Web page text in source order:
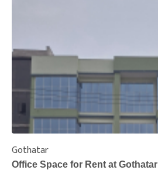
Gothatar
Office Space for Rent at Gothatar